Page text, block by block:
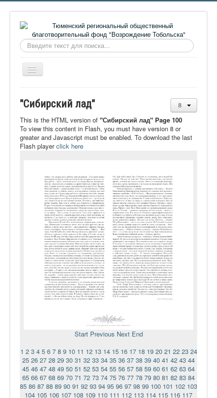
Искать...
Включить/
выключить
О фонде
Онлайн библиотека
Видеоматериалы
Сайт проекта Достоевский
Ермаковополе.рф
"Сибирский лад"
This is the HTML version of "Сибирский лад" Page 100
To view this content in Flash, you must have version 8 or
greater and Javascript must be enabled. To download the last
Flash playerclick here
Start Previous Next End
1 2 3 4 5 6 7 8 9 10 11 12 13 14 15 16 17 18 19 20 21 22 23 24
25 26 27 28 29 30 31 32 33 34 35 36 37 38 39 40 41 42 43 44
45 46 47 48 49 50 51 52 53 54 55 56 57 58 59 60 61 62 63 64
65 66 67 68 69 70 71 72 73 74 75 76 77 78 79 80 81 82 83 84
85 86 87 88 89 90 91 92 93 94 95 96 97 98 99 100 101 102 103
104 105 106 107 108 109 110 111 112 113 114 115 116 117